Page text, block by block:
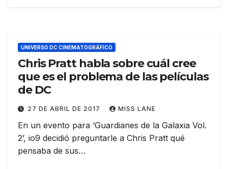
UNIVERSO DC CINEMATOGRÁFICO
Chris Pratt habla sobre cuál cree
que es el problema de las películas
de DC
27 DE ABRIL DE 2017 MISS LANE
En un evento para ‘Guardianes de la Galaxia Vol.
2’, io9 decidió preguntarle a Chris Pratt qué
pensaba de sus…